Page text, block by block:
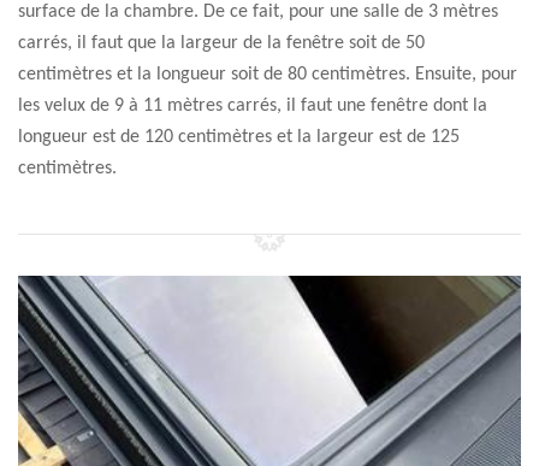
surface de la chambre. De ce fait, pour une salle de 3 mètres
carrés, il faut que la largeur de la fenêtre soit de 50
centimètres et la longueur soit de 80 centimètres. Ensuite, pour
les velux de 9 à 11 mètres carrés, il faut une fenêtre dont la
longueur est de 120 centimètres et la largeur est de 125
centimètres.